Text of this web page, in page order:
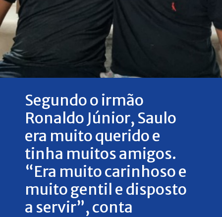
Segundo o irmão
Ronaldo Júnior, Saulo
era muito querido e
tinha muitos amigos.
“Era muito carinhoso e
muito gentil e disposto
a servir”, conta